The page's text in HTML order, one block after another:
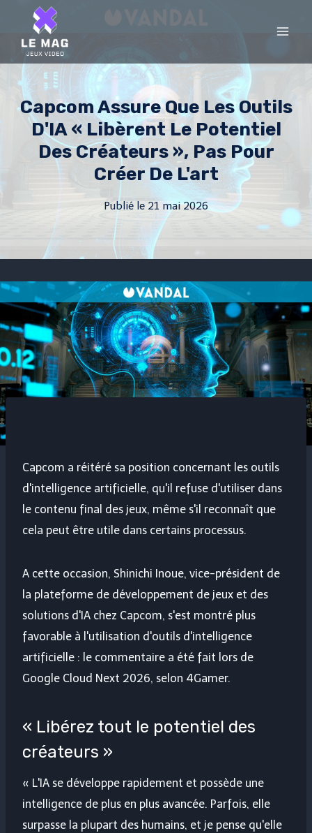
content
Capcom Assure Que Les Outils
D'IA « Libèrent Le Potentiel
Des Créateurs », Pas Pour
Créer De L'art
Publié le 21 mai 2026
Capcom a réitéré sa position concernant les outils
d'intelligence artificielle, qu'il refuse d'utiliser dans
le contenu final des jeux, même s'il reconnaît que
cela peut être utile dans certains processus.
A cette occasion, Shinichi Inoue, vice-président de
la plateforme de développement de jeux et des
solutions d'IA chez Capcom, s'est montré plus
favorable à l'utilisation d'outils d'intelligence
artificielle : le commentaire a été fait lors de
Google Cloud Next 2026, selon 4Gamer.
« Libérez tout le potentiel des
créateurs »
« L'IA se développe rapidement et possède une
intelligence de plus en plus avancée. Parfois, elle
surpasse la plupart des humains, et je pense qu'elle